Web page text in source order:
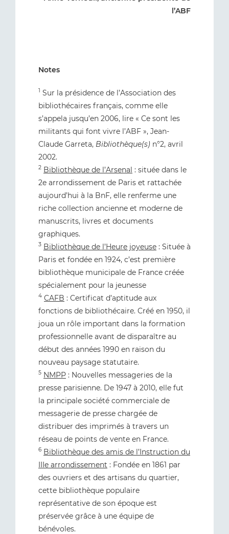
l’ABF
Notes
1 Sur la présidence de l’Association des
bibliothécaires français, comme elle
s’appela jusqu’en 2006, lire « Ce sont les
militants qui font vivre l’ABF », Jean-
Claude Garreta, Bibliothèque(s) n°2, avril
2002.
2 Bibliothèque de l’Arsenal : située dans le
2e arrondissement de Paris et rattachée
aujourd’hui à la BnF, elle renferme une
riche collection ancienne et moderne de
manuscrits, livres et documents
graphiques.
3 Bibliothèque de l’Heure joyeuse : Située à
Paris et fondée en 1924, c’est première
bibliothèque municipale de France créée
spécialement pour la jeunesse
4 CAFB : Certificat d’aptitude aux
fonctions de bibliothécaire. Créé en 1950, il
joua un rôle important dans la formation
professionnelle avant de disparaître au
début des années 1990 en raison du
nouveau paysage statutaire.
5 NMPP : Nouvelles messageries de la
presse parisienne. De 1947 à 2010, elle fut
la principale société commerciale de
messagerie de presse chargée de
distribuer des imprimés à travers un
réseau de points de vente en France.
6 Bibliothèque des amis de l’Instruction du
IIIe arrondissement : Fondée en 1861 par
des ouvriers et des artisans du quartier,
cette bibliothèque populaire
représentative de son époque est
préservée grâce à une équipe de
bénévoles.